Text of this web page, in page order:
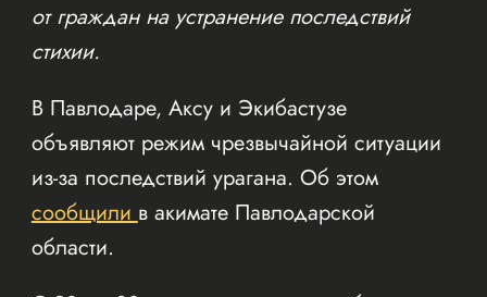
от граждан на устранение последствий
стихии.
В Павлодаре, Аксу и Экибастузе
объявляют режим чрезвычайной ситуации
из-за последствий урагана. Об этом
сообщилив акимате Павлодарской
области.